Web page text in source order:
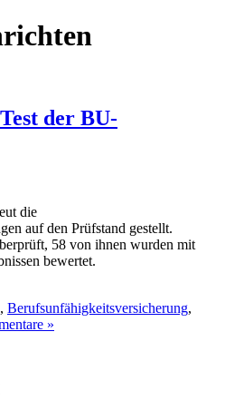
der BU-
die
auf den Prüfstand gestellt.
58 von ihnen wurden mit
bewertet.
, Berufsunfähigkeitsversicherung,
»